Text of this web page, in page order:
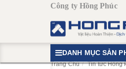
Công ty Hồng Phúc
DANH MỤC SẢN
Trang Chủ Tin tức Hồng